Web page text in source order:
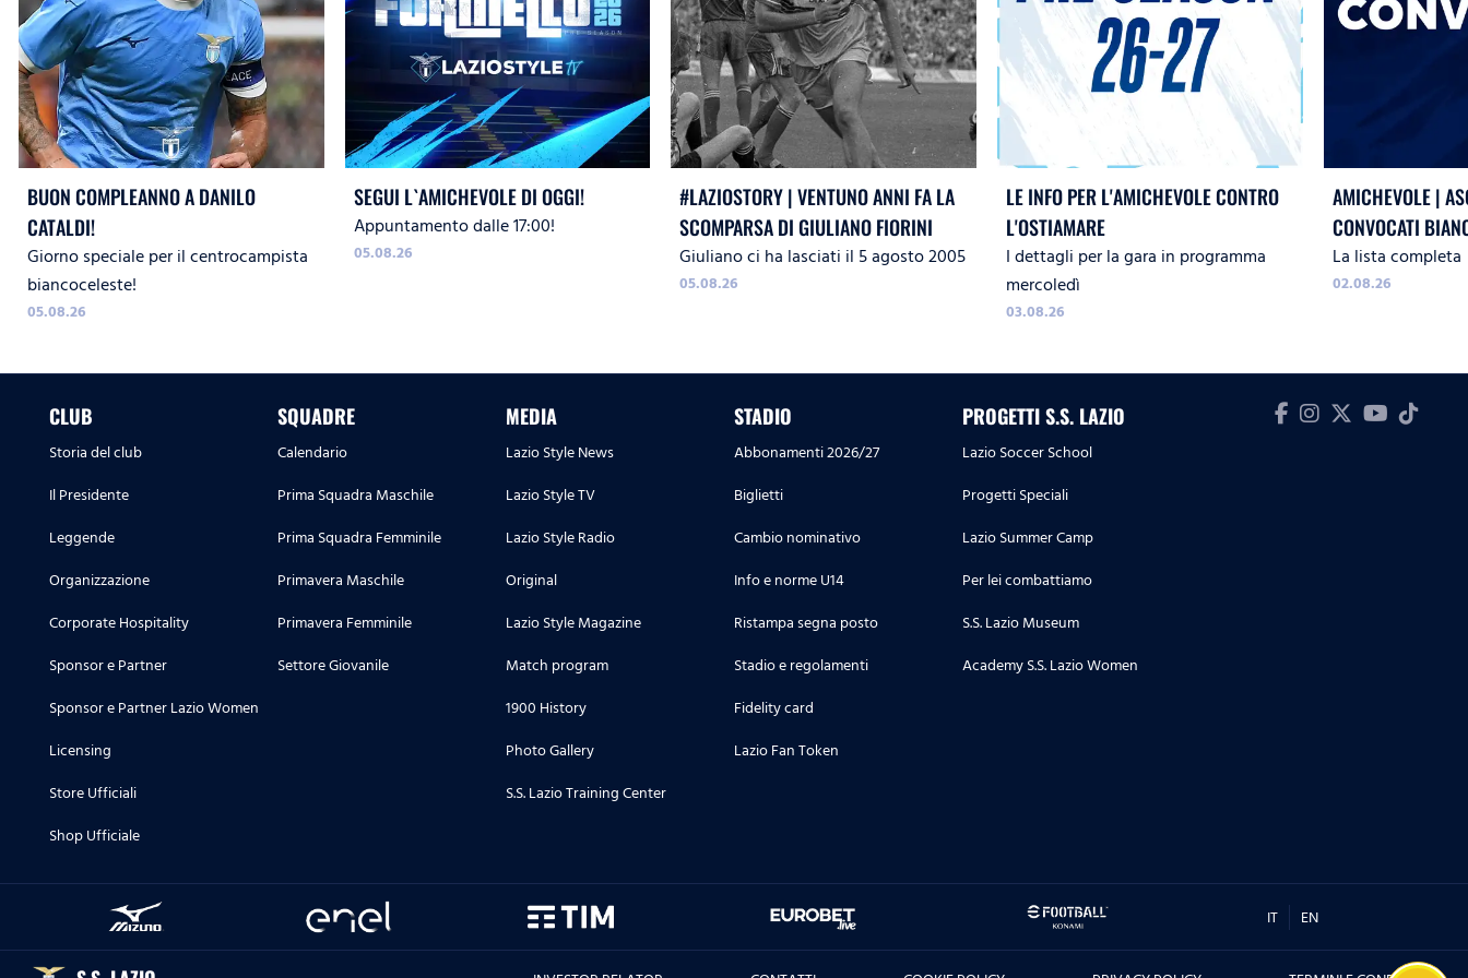
BUON COMPLEANNO A DANILO
CATALDI!
Giorno speciale per il centrocampista
biancoceleste!
05.08.26
SEGUI L`AMICHEVOLE DI OGGI!
Appuntamento dalle 17:00!
05.08.26
#LAZIOSTORY | VENTUNO ANNI FA LA
SCOMPARSA DI GIULIANO FIORINI
Giuliano ci ha lasciati il 5 agosto 2005
05.08.26
LE INFO PER L'AMICHEVOLE CONTRO
L'OSTIAMARE
I dettagli per la gara in programma
mercoledì
03.08.26
AMICHEVOLE |
CONVOCATI
La lista completa
02.08.26
CLUB
Storia del club
Il Presidente
Leggende
Organizzazione
Corporate Hospitality
Sponsor e Partner
Sponsor e Partner Lazio Women
Licensing
Store Ufficiali
Shop Ufficiale
SQUADRE
Calendario
Prima Squadra Maschile
Prima Squadra Femminile
Primavera Maschile
Primavera Femminile
Settore Giovanile
MEDIA
Lazio Style News
Lazio Style TV
Lazio Style Radio
Original
Lazio Style Magazine
Match program
1900 History
Photo Gallery
S.S. Lazio Training Center
STADIO
Abbonamenti 2026/27
Biglietti
Cambio nominativo
Info e norme U14
Ristampa segna posto
Stadio e regolamenti
Fidelity card
Lazio Fan Token
PROGETTI S.S. LAZIO
Lazio Soccer School
Progetti Speciali
Lazio Summer Camp
Per lei combattiamo
S.S. Lazio Museum
Academy S.S. Lazio Women
IT EN